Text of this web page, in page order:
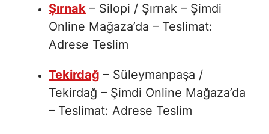
Şırnak – Silopi / Şırnak – Şimdi
Online Mağaza’da – Teslimat:
Adrese Teslim
Tekirdağ – Süleymanpaşa /
Tekirdağ – Şimdi Online Mağaza’da
– Teslimat: Adrese Teslim